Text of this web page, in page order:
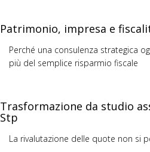
Patrimonio, impresa e
Perché una consulenza strategica
più del semplice risparmio fiscale
Trasformazione da studio
Stp
La rivalutazione delle quote non si